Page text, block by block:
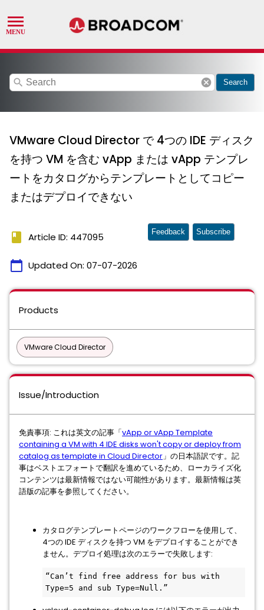
search cancel Search
VMware Cloud Director で 4つの IDE ディスク
を持つ VM を含む vApp または vApp テンプレ
ートをカタログからテンプレートとしてコピー
またはデプロイできない
book Article ID: 447095
calendar_today Updated On: 07-07-2026
Feedback Subscribe
Products
VMware Cloud Director
Issue/Introduction
免責事項: これは英文の記事「vApp or vApp Template
containing a VM with 4 IDE disks won't copy or deploy from
catalog as template in Cloud Director」の日本語訳です。記
事はベストエフォートで翻訳を進めているため、ローカライズ化
コンテンツは最新情報ではない可能性があります。最新情報は英
語版の記事を参照してください。
カタログテンプレートページのワークフローを使用して、
4つの IDE ディスクを持つ VM をデプロイすることができ
ません。デプロイ処理は次のエラーで失敗します:
“Can’t find free address for bus with
Type=5 and sub Type=Null.”